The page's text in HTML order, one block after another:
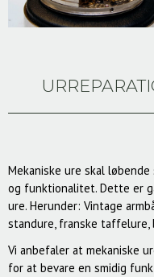
Mekaniske ure skal
og funktionalitet. Dette er
ure. Herunder: Vintage
standure, franske taffelure,
Vi anbefaler at mekaniske
for at bevare en smidig